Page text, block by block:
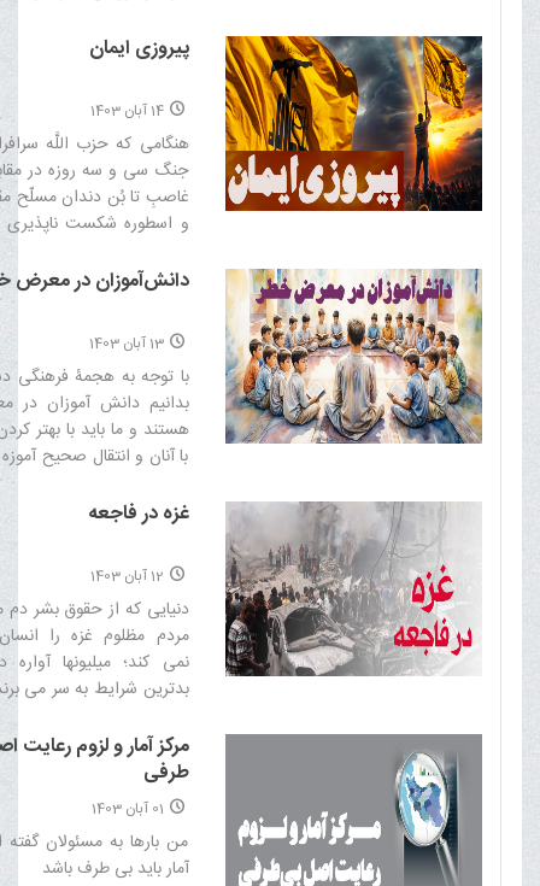
پیروزی ایمان
14 آبان 1403
هنگامى كه حزب‏ اللَّه‏
جنگ سى و سه روزه در
غاصبِ تا بُن دندان مسلّح
و اسطوره شكست‏ ناپذيرى
آمريكائي ها اعتراف
سبب پيروزى حزب‏ اللَّه‏ شد
آنها بود‌
دانش‌آموزان در معرض
13 آبان 1403
با توجه به هجمۀ فرهنگی
بدانیم دانش آموزان
هستند و ما باید با بهتر
با آنان و انتقال صحیح
و قرآنی از ابتلای آن ها
فرهنگی جلوگیری کنیم‌
غزه در فاجعه
12 آبان 1403
دنیایی که از حقوق بشر دم
مردم مظلوم غزه را
نمی کند؛ میلیونها
بدترین شرایط به سر می
مرکز آمار و لزوم رعایت
طرفی
01 آبان 1403
من بارها به مسئولان گفته
آمار باید بی طرف باشد‌